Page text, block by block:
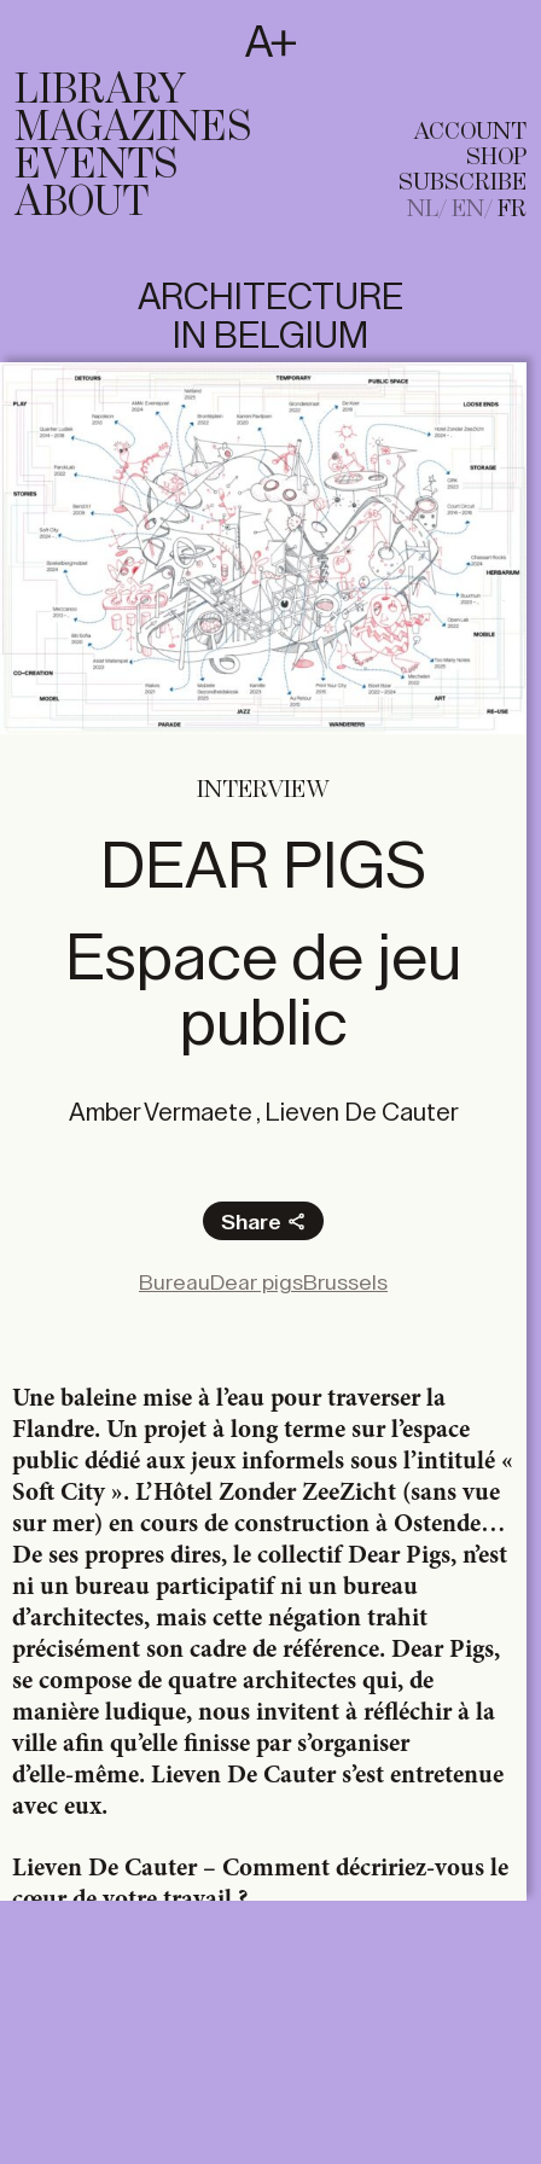
T
EN FR
LIBRARY
MAGAZINES
EVENTS
ABOUT
ACCOUNT
SHOP
SUBSCRIBE
NL EN FR
ARCHITECTURE
IN BELGIUM
INTERVIEW
DEAR PIGS
Espace de jeu
public
Amber Vermaete , Lieven De Cauter
Share
X
BureauDear pigsBrussels
Une baleine mise à l’eau pour traverserla
Flandre. Un projet à long terme surl’espace
public dédié aux jeux informels sous l’intitulé «
Soft City ». L’Hôtel ZonderZeeZicht (sans vue
sur mer) en cours de construction à Ostende…
De ses propres dires, le collectif Dear Pigs, n’est
ni un bureau participatif ni un bureau
d’architectes, mais cette négation trahit
précisément son cadre de référence. Dear Pigs,
se compose de quatre architectes qui, de
manière ludique, nous invitent à réfléchirà la
ville afin qu’elle finisse par s’organiser
d’elle-même. Lieven De Cauter s’est entretenue
avec eux.
Lieven De Cauter – Comment décririez-vous le
cœur de votre travail ?